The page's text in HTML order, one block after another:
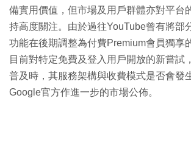
備實用價值，但市場及用戶群體亦對平台
持高度關注。由於過往YouTube曾有將部
功能在後期調整為付費Premium會員獨享
目前對特定免費及登入用戶開放的新嘗試
普及時，其服務架構與收費模式是否會發
Google官方作進一步的市場公佈。